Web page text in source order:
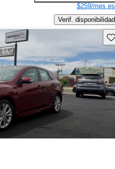
$259/mes
Verif. disponibilidad